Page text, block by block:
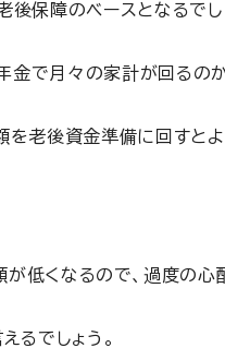
保障のベースとなるでし
月々の家計が回る
老後資金準備に回すとよ
るので、過
るでしょう。